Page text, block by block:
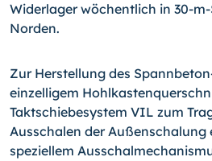
Widerlager wöchentlich in 30-
Norden.
Zur Herstellung des
einzelligem
Taktschiebesystem VIL zum
Ausschalen der Außenschalung
speziellem